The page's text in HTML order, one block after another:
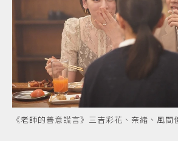
《老師的善意謊言》三吉彩花、奈緒、風